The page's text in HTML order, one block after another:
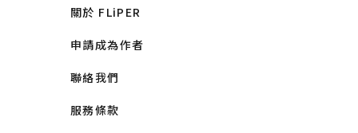
關於 FLiPER
申請成為作者
聯絡我們
服務條款